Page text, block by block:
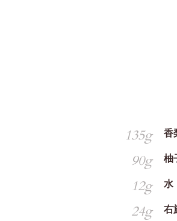
135g 香
90g 柚
12g 水
24g 右